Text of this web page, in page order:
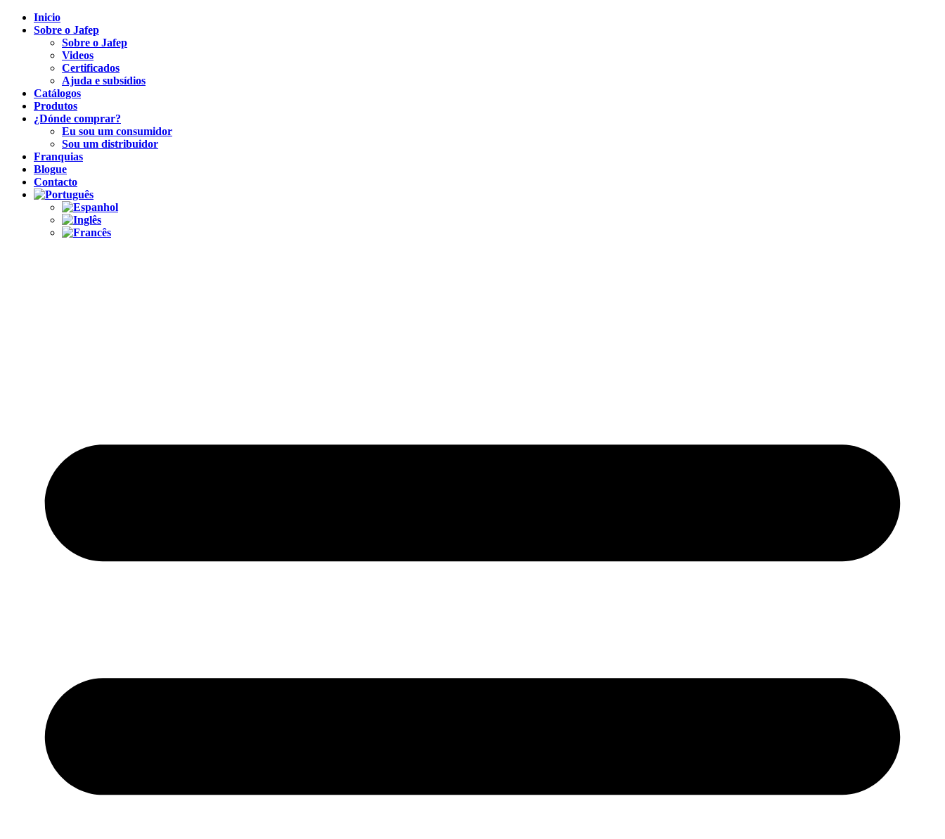
Inicio
Sobre o Jafep
Sobre o Jafep
Videos
Certificados
Ajuda e subsídios
Catálogos
Produtos
¿Dónde comprar?
Eu sou um consumidor
Sou um distribuidor
Franquias
Blogue
Contacto